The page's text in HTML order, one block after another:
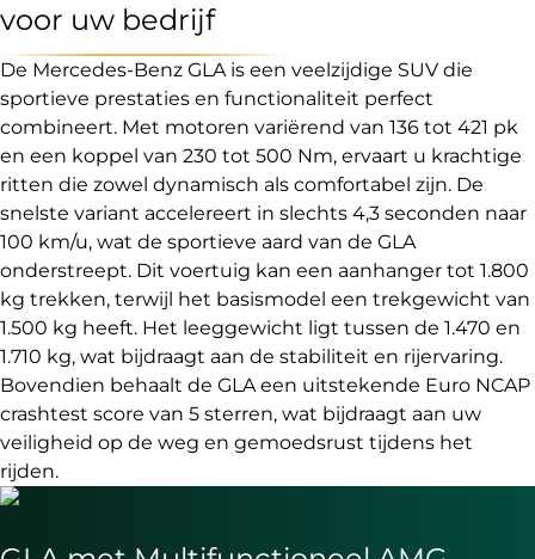
voor uw bedrijf
De Mercedes-Benz GLA is een veelzijdige SUV die
sportieve prestaties en functionaliteit perfect
combineert. Met motoren variërend van 136 tot 421 pk
en een koppel van 230 tot 500 Nm, ervaart u krachtige
ritten die zowel dynamisch als comfortabel zijn. De
snelste variant accelereert in slechts 4,3 seconden naar
100 km/u, wat de sportieve aard van de GLA
onderstreept. Dit voertuig kan een aanhanger tot 1.800
kg trekken, terwijl het basismodel een trekgewicht van
1.500 kg heeft. Het leeggewicht ligt tussen de 1.470 en
1.710 kg, wat bijdraagt aan de stabiliteit en rijervaring.
Bovendien behaalt de GLA een uitstekende Euro NCAP
crashtest score van 5 sterren, wat bijdraagt aan uw
veiligheid op de weg en gemoedsrust tijdens het
rijden.